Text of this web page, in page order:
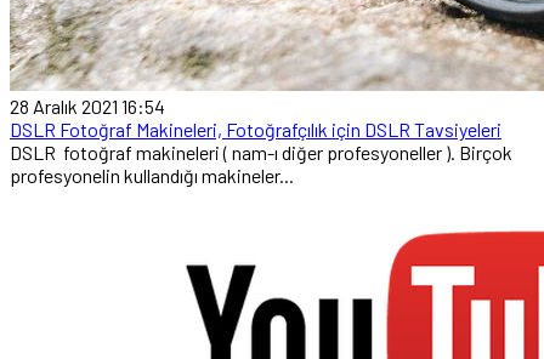
28 Aralık 2021 16:54
DSLR Fotoğraf Makineleri, Fotoğrafçılık için DSLR Tavsiyeleri
DSLR fotoğraf makineleri ( nam-ı diğer profesyoneller ). Birçok
profesyonelin kullandığı makineler...